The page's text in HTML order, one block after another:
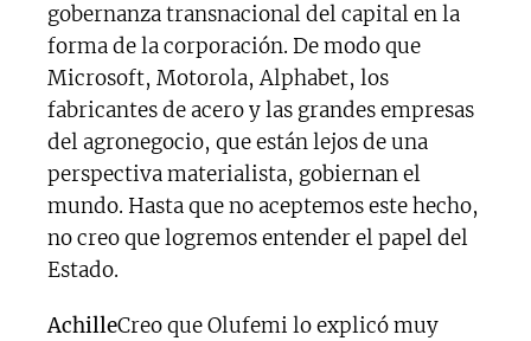
gobernanza transnacional del capital en la
forma de la corporación. De modo que
Microsoft, Motorola, Alphabet, los
fabricantes de acero y las grandes empresas
del agronegocio, que están lejos de una
perspectiva materialista, gobiernan el
mundo. Hasta que no aceptemos este hecho,
no creo que logremos entender el papel del
Estado.
AchilleCreo que Olufemi lo explicó muy